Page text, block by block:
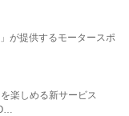
が提供するモータースポ
楽しめる新サービス